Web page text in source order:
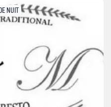
NUIT
Suivant